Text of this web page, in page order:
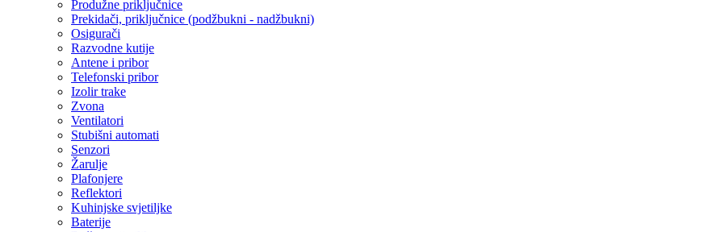
Produžne priključnice
Prekidači, priključnice (podžbukni - nadžbukni)
Osigurači
Razvodne kutije
Antene i pribor
Telefonski pribor
Izolir trake
Zvona
Ventilatori
Stubišni automati
Senzori
Žarulje
Plafonjere
Reflektori
Kuhinjske svjetiljke
Baterije